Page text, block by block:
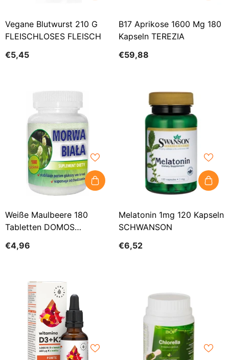
Vegane Blutwurst 210 G
FLEISCHLOSES FLEISCH
€5,45
B17 Aprikose 1600 Mg 180
Kapseln TEREZIA
€59,88
Weiße Maulbeere 180
Tabletten DOMOS
€4,96
Melatonin 1mg 120 Kapseln
SCHWANSON
€6,52